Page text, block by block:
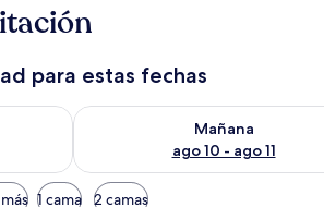
para estas fechas
hoy ago 9 - ago 10
Mañana
ago 10 - ago 11
Consulta la disponibilidad para
1 cama 2 camas